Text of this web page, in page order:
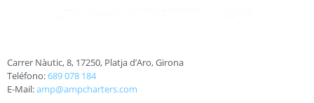
Carrer Nàutic, 8, 17250, Platja d’Aro, Girona
Teléfono:689 078 184
E-Mail:amp@ampcharters.com